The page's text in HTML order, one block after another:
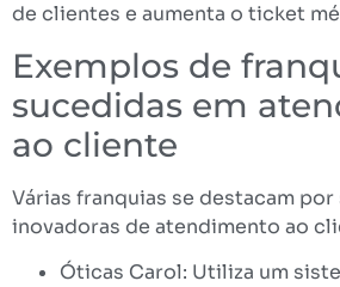
de clientes e aumenta o ticket
Exemplos de
sucedidas em
ao cliente
Várias franquias se destacam
inovadoras de atendimento ao
Óticas Carol: Utiliza um